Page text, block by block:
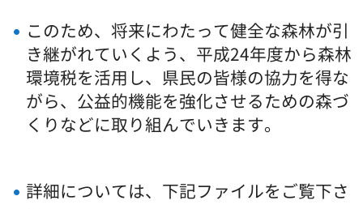
このため、将来にわたって健全な森林が引
き継がれていくよう、平成24年度から森林
環境税を活用し、県民の皆様の協力を得な
がら、公益的機能を強化させるための森づ
くりなどに取り組んでいきます。
詳細については、下記ファイルをご覧下さ